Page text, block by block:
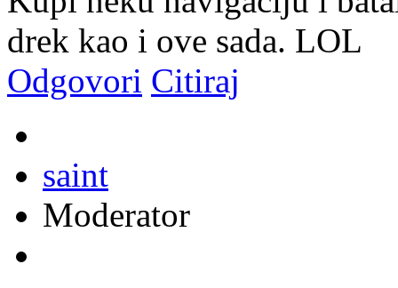
drek kao i ove sada. LOL
Odgovori Citiraj
saint
Moderator